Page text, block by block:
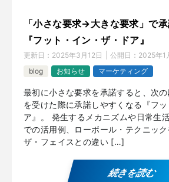
「小さな要求→大きな要求」で
『フット・イン・ザ・ドア』
更新日： 2025年3月12日 公開日： 2025年1
blog
お知らせ マーケティング
最初に小さな要求を承諾すると、次
を受けた際に承諾しやすくなる『フ
ア』。 発生するメカニズムや日常生
での活用例、ローボール・テクニック
ザ・フェイスとの違い […]
続きを読む